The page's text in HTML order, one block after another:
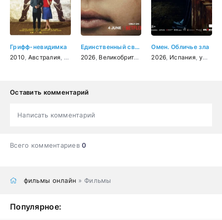
Грифф-невидимка
2010 Австралия фантастика ,драма,мелодрама,комедия
Единственный свидетель
2026 Великобритания США, драма,криминал
Омен. Обличье зла
2026 Испания ужасы
Оставить комментарий
Написать комментарий
Всего комментариев0
фильмы онлайн » Фильмы
Популярное: